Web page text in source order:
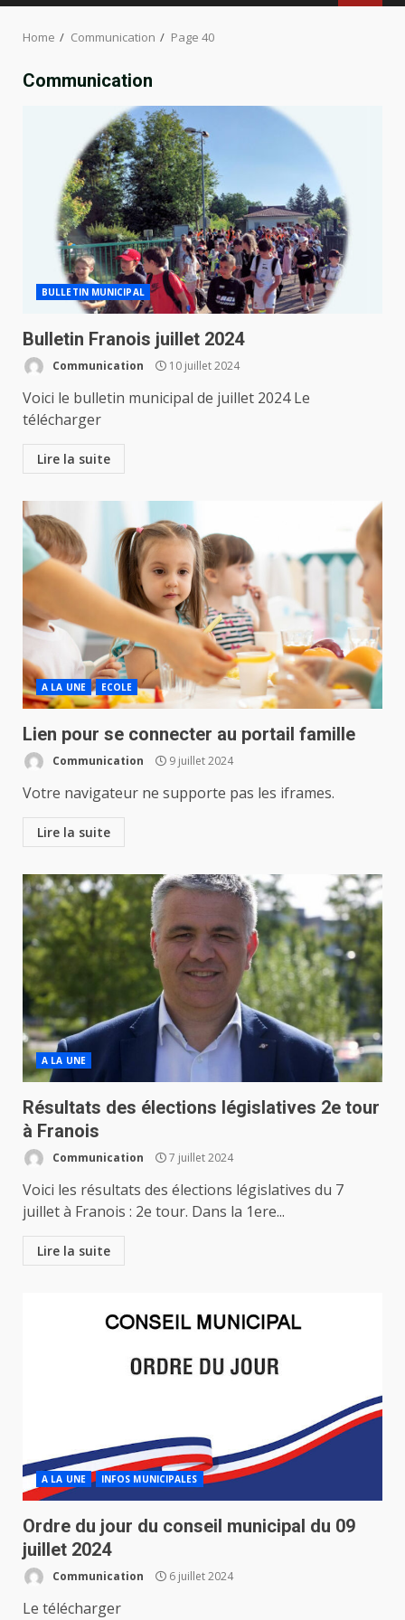
Home Communication Page 40
Communication
BULLETIN MUNICIPAL
Bulletin Franois juillet 2024
Communication 10 juillet 2024
Voici le bulletin municipal de juillet 2024 Le
télécharger
Lire la suite
A LA UNE ECOLE
Lien pour se connecter au portail famille
Communication 9 juillet 2024
Votre navigateur ne supporte pas les iframes.
Lire la suite
A LA UNE
Résultats des élections législatives 2e tour
à Franois
Communication 7 juillet 2024
Voici les résultats des élections législatives du 7
juillet à Franois : 2e tour. Dans la 1ere...
Lire la suite
A LA UNE INFOS MUNICIPALES
Ordre du jour du conseil municipal du 09
juillet 2024
Communication 6 juillet 2024
Le télécharger